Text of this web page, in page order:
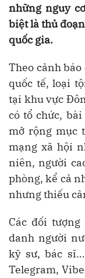
những nguy
biệt là thủ
quốc gia.
Theo cảnh
quốc tế, loại
tại khu vực
có tổ chức,
mở rộng mục
mạng xã hội
niên, người
phòng, kể cả
nhưng thiếu
Các đối
danh người
kỹ sư, bác sĩ…
Telegram,